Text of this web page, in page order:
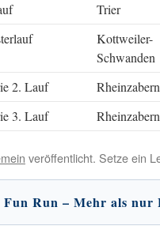
Trier
Kottweiler-
Schwanden
2. Lauf
Rheinzabern
3. Lauf Rheinzabern
veröffentlicht. Setze ein